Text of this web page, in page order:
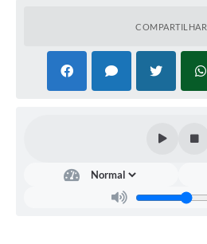
COMPARTILHAR